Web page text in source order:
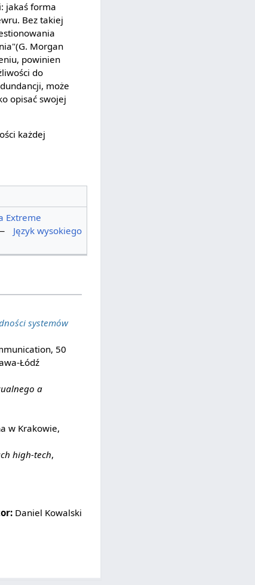
jakaś forma
Bez takiej
Morgan
powinien
do
może
opisać swojej
każdej
Extreme
Język wysokiego
systemów
50
Łódź
a
w Krakowie,
high-tech,
Daniel Kowalski